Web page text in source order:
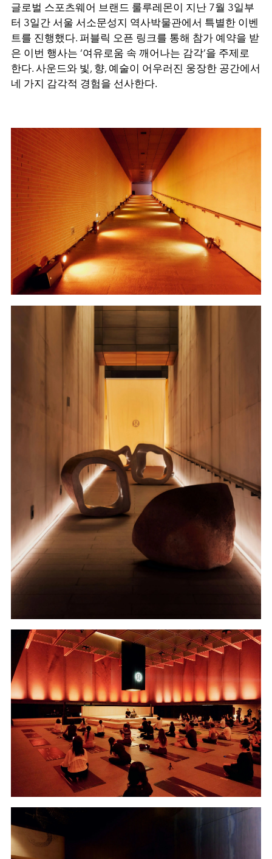
글로벌 스포츠웨어 브랜드 룰루레몬이 지난 7월 3일부
터 3일간 서울 서소문성지 역사박물관에서 특별한 이벤
트를 진행했다. 퍼블릭 오픈 링크를 통해 참가 예약을 받
은 이번 행사는 ‘여유로움 속 깨어나는 감각’을 주제로
한다. 사운드와 빛, 향, 예술이 어우러진 웅장한 공간에서
네 가지 감각적 경험을 선사한다.